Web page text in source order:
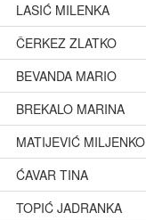
LASIĆ MILENKA
ČERKEZ ZLATKO
BEVANDA MARIO
BREKALO MARINA
MATIJEVIĆ MILJENKO
ĆAVAR TINA
TOPIĆ JADRANKA